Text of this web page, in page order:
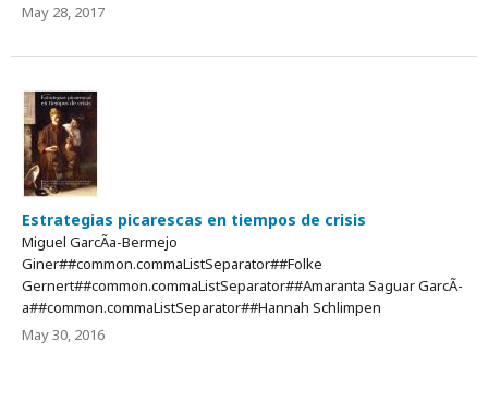
May 28, 2017
Estrategias picarescas en tiempos de crisis
Miguel GarcÃ­a-Bermejo
Giner##common.commaListSeparator##Folke
Gernert##common.commaListSeparator##Amaranta Saguar GarcÃ­
a##common.commaListSeparator##Hannah Schlimpen
May 30, 2016